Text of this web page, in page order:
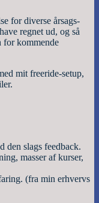
for diverse årsags-
regnet ud, og så
for kommende
mit freeride-setup,
den slags feedback.
masser af kurser,
(fra min erhvervs